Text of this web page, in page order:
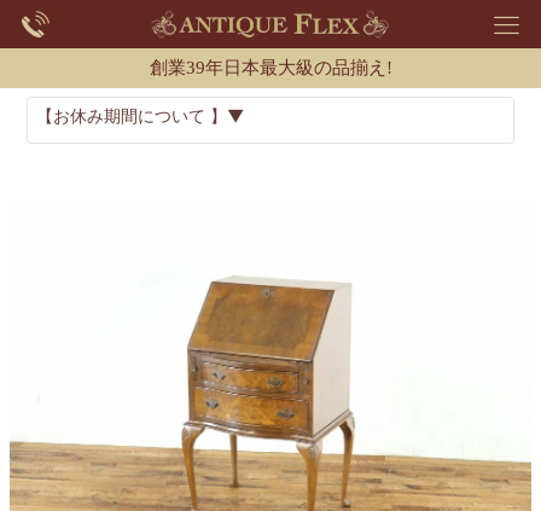
創業39年日本最大級の品揃え!
【お休み期間について 】▼